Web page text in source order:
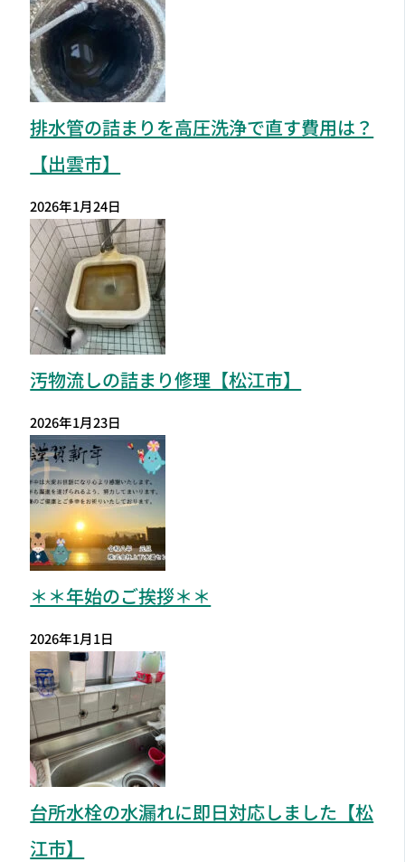
排水管の詰まりを高圧洗浄で直す費用は？
【出雲市】
2026年1月24日
汚物流しの詰まり修理【松江市】
2026年1月23日
＊＊年始のご挨拶＊＊
2026年1月1日
台所水栓の水漏れに即日対応しました【松
江市】